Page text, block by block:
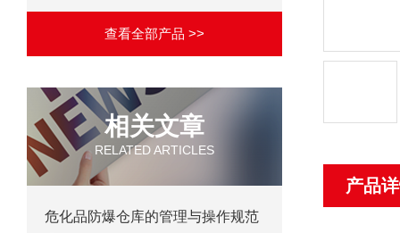
查看全部产品 >>
相关文章
RELATED ARTICLES
危化品防爆仓库的管理与操作规范
产品